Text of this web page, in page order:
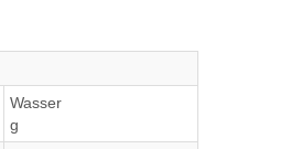
Wasser
g